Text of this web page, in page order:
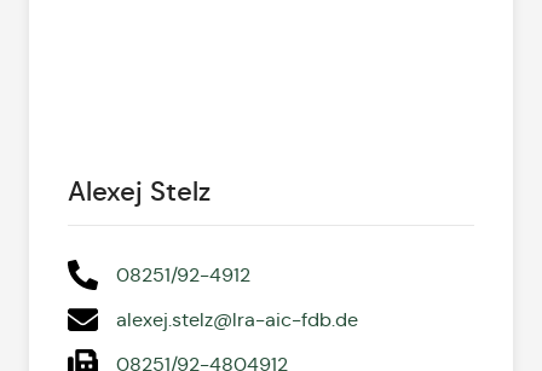
Alexej Stelz
08251/92-4912
alexej.stelz@lra-aic-fdb.de
08251/92-4804912